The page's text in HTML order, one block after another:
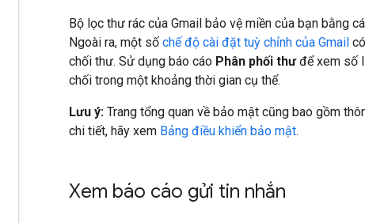
Bộ lọc thư rác của Gmail bảo vệ miền của bạn bằng
Ngoài ra, một số chế độ cài đặt tuỳ chỉnh của Gmail
chối thư. Sử dụng báo cáo Phân phối thưđể xem số
chối trong một khoảng thời gian cụ thể.
Lưu ý: Trang tổng quan về bảo mật cũng bao gồm
chi tiết, hãy xem Bảng điều khiển bảo mật.
Xem báo cáo gửi tin nhắn